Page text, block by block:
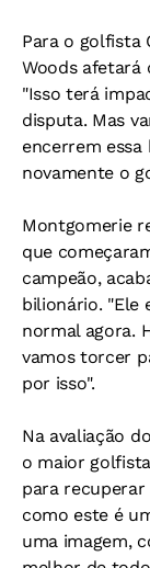
Para o golfista
Woods
"Isso terá
disputa. Mas
encerrem
novamente o
Montgomerie
que
campeão,
bilionário. "Ele
normal agora.
vamos torcer
por isso".
Na avaliação
o maior
para recuperar
como este é
uma imagem,